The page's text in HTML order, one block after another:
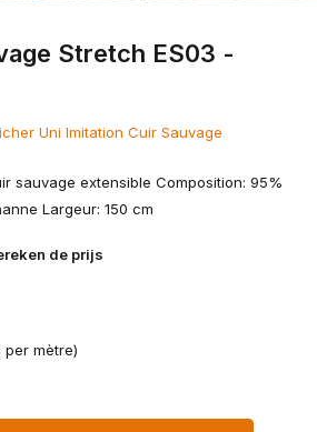
Stretch ES03 -
Uni Imitation Cuir Sauvage
sauvage extensible Composition: 95%
Largeur: 150 cm
de prijs
per mètre)